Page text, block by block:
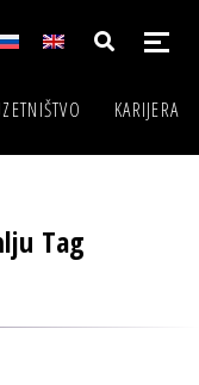
KARIJERA
Tag